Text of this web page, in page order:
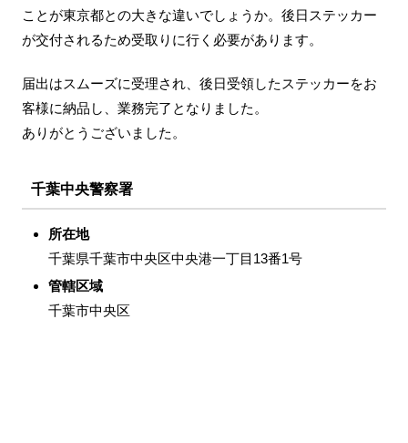
ことが東京都との大きな違いでしょうか。後日ステッカー
が交付されるため受取りに行く必要があります。
届出はスムーズに受理され、後日受領したステッカーをお
客様に納品し、業務完了となりました。
ありがとうございました。
千葉中央警察署
所在地
千葉県千葉市中央区中央港一丁目13番1号
管轄区域
千葉市中央区